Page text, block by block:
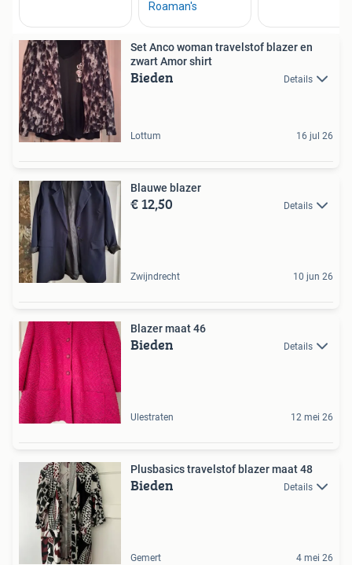
Set Anco woman travelstof blazer en
zwart Amor shirt
Bieden Details
Lottum 16 jul 26
Blauwe blazer
€ 12,50 Details
Zwijndrecht 10 jun 26
Blazer maat 46
Bieden Details
Ulestraten 12 mei 26
Plusbasics travelstof blazer maat 48
Bieden Details
Gemert 4 mei 26